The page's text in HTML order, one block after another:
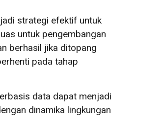
strategi efektif untuk
untuk pengembangan
berhasil jika ditopang
pada tahap
data dapat menjadi
dinamika lingkungan